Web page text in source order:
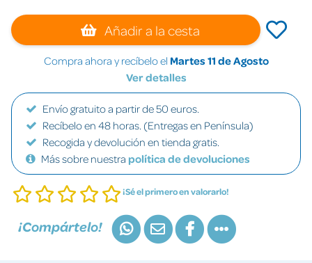
Añadir a la cesta
Compra ahora y recíbelo el Martes 11 de Agosto
Ver detalles
Envío gratuito a partir de 50 euros.
Recíbelo en 48 horas. (Entregas en Península)
Recogida y devolución en tienda gratis.
Más sobre nuestra política de devoluciones
¡Sé el primero en valorarlo!
¡Compártelo!